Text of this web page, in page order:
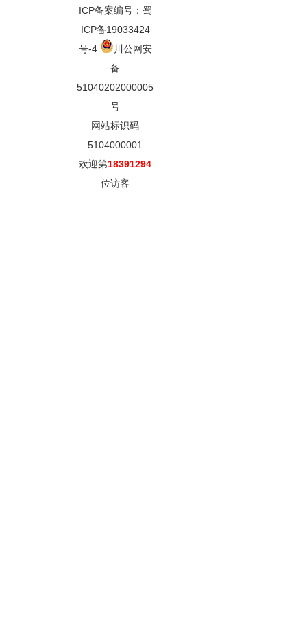
ICP备案编号：蜀
ICP备19033424
号-4
川公网安
备
51040202000005
号
网站标识码
5104000001
欢迎第18391294
位访客